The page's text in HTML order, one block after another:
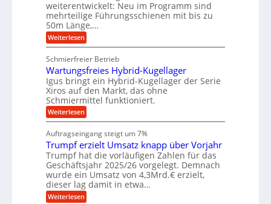
b
u
n
g
n
u
b
b
e
w
e
g
u
n
g
e
n
t
i
v
e
u
n
d
M
a
s
c
h
i
n
n
b
a
u
W
e
r
k
z
e
u
g
k
r
e
i
s
l
a
u
f
weiterentwickelt: Neu im Programm sind
mehrteilige Führungsschienen mit bis zu
50m Länge,…
Weiterlesen:
K
g
e
l
s
c
h
i
e
e
n
f
ü
h
r
u
n
Schmierfreier Betrieb
Wartungsfreies Hybrid-Kugellager
Igus bringt ein Hybrid-Kugellager der Serie
Xiros auf den Markt, das ohne
Schmiermittel funktioniert.
Weiterlesen:
W
r
t
u
n
g
s
f
r
Auftragseingang steigt um 7%
Trumpf erzielt Umsatz knapp über Vorjahr
Trumpf hat die vorläufigen Zahlen für das
Geschäftsjahr 2025/26 vorgelegt. Demnach
wurde ein Umsatz von 4,3Mrd.€ erzielt,
dieser lag damit in etwa…
Weiterlesen: